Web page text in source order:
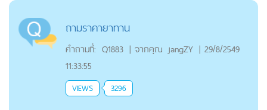
ถามราคายาทาน
คำถามที่: Q1883 | จากคุณ jangZY | 29/8/2549
11:33:55
VIEWS 3296